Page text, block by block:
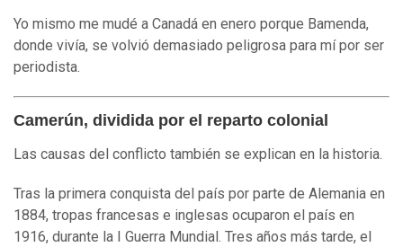
Yo mismo me mudé a Canadá en enero porque Bamenda,
donde vivía, se volvió demasiado peligrosa para mí por ser
periodista.
Camerún, dividida por el reparto colonial
Las causas del conflicto también se explican en la historia.
Tras la primera conquista del país por parte de Alemania en
1884, tropas francesas e inglesas ocuparon el país en
1916, durante la I Guerra Mundial. Tres años más tarde, el